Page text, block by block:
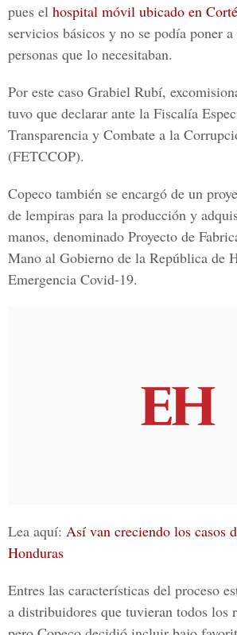
pues el hospital móvil ubicado en
servicios básicos y no se podía poner
personas que lo necesitaban.
Por este caso Grabiel Rubí,
tuvo que declarar ante la Fiscalía
Transparencia y Combate a la
(FETCCOP).
Copeco también se encargó de un
de lempiras para la producción y
manos, denominado Proyecto de
Mano al Gobierno de la República de
Emergencia Covid-19.
Lea aquí: Así van creciendo los casos
Honduras
Entres las características del proceso
a distribuidores que tuvieran todos los